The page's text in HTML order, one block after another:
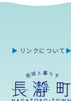
リンクについて